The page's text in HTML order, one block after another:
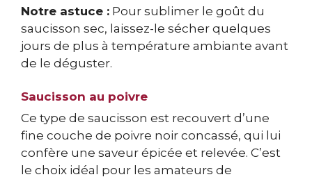
Notre astuce : Pour sublimer le goût du
saucisson sec, laissez-le sécher quelques
jours de plus à température ambiante avant
de le déguster.
Saucisson au poivre
Ce type de saucisson est recouvert d’une
fine couche de poivre noir concassé, qui lui
confère une saveur épicée et relevée. C’est
le choix idéal pour les amateurs de